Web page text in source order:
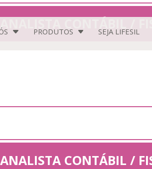
PRODUTOS SEJA LIFESIL
ANALISTA CONTÁBIL /
CONTÁBIL /